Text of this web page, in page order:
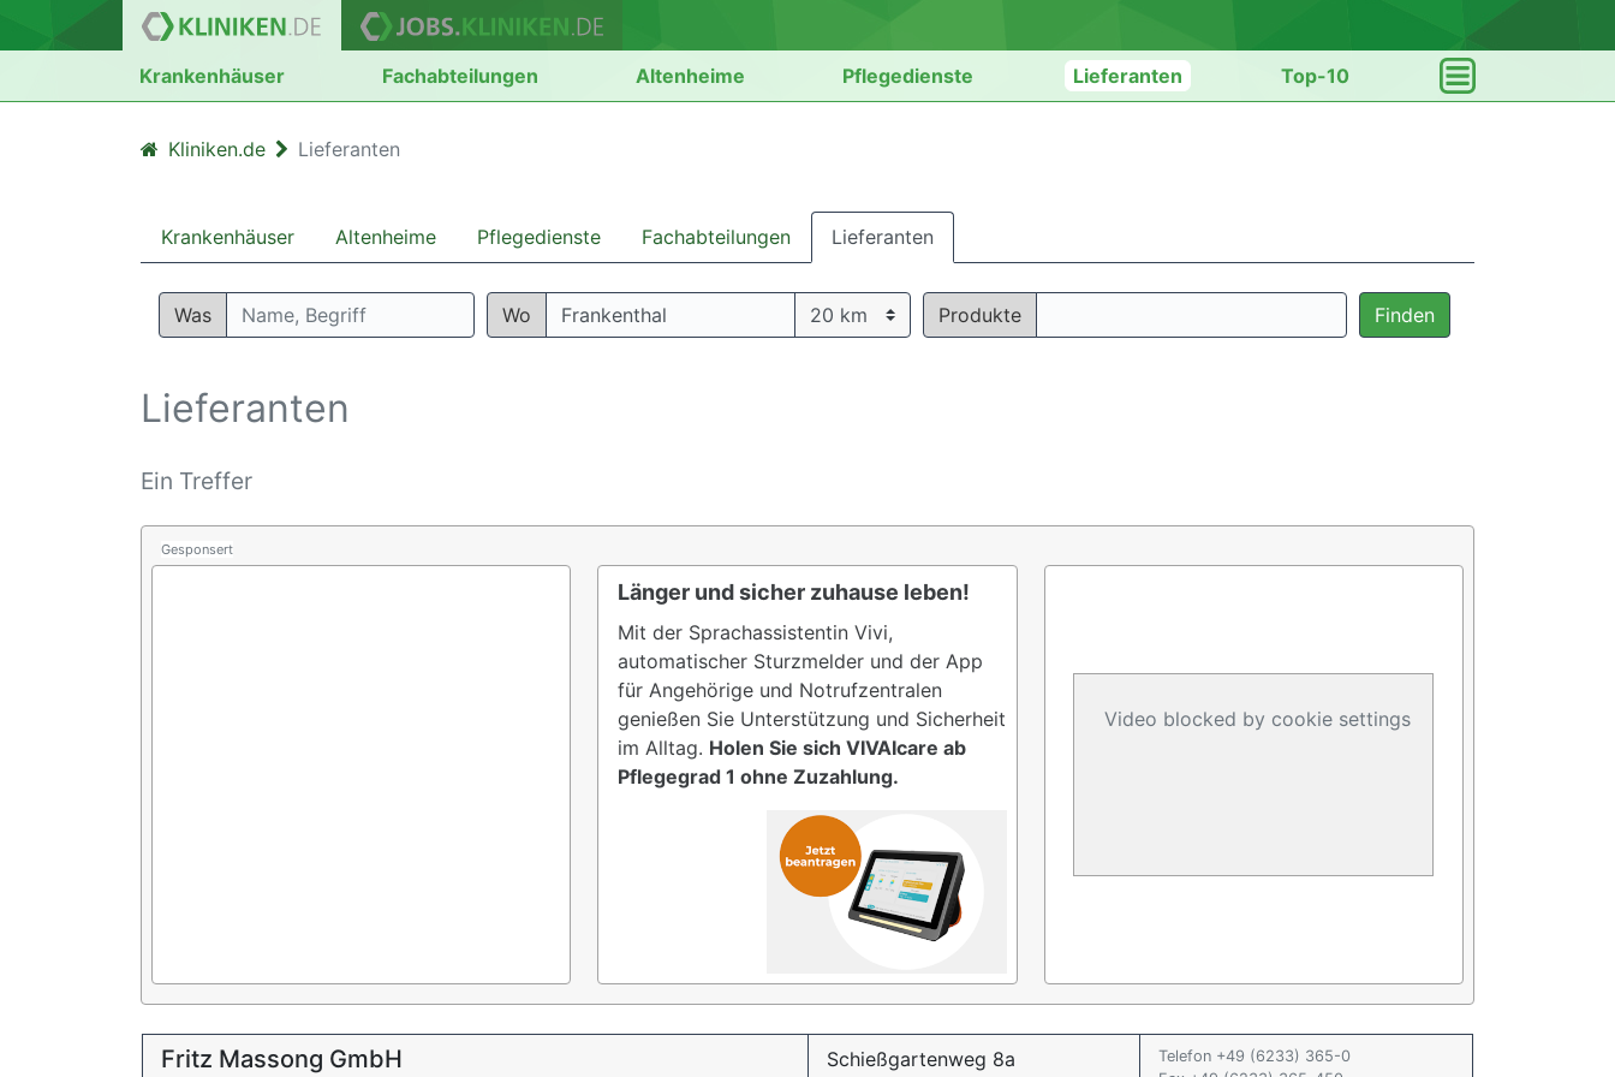
Krankenhäuser Fachabteilungen Altenheime Pflegedienste Lieferanten Top-10
Kliniken.de Lieferanten
Krankenhäuser Altenheime Pflegedienste Fachabteilungen Lieferanten
Was Wo Produkte Finden
Lieferanten
Ein Treffer
Gesponsert
Länger und sicher zuhause leben!
Mit der Sprachassistentin Vivi,
automatischer Sturzmelder und der App
für Angehörige und Notrufzentralen
genießen Sie Unterstützung und Sicherheit
im Alltag. Holen Sie sich VIVAIcare ab
Pflegegrad 1 ohne Zuzahlung.
Video blocked by cookie settings
Fritz Massong GmbH
Schießgartenweg 8a
Telefon +49 (6233) 365-0